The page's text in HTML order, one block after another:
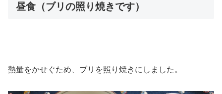
昼食（ブリの照り焼きです）
熱量をかせぐため、ブリを照り焼きにしました。